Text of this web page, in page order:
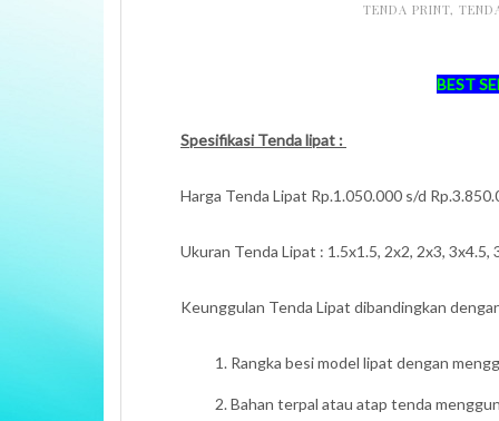
TENDA PRINT,
BEST
Spesifikasi Tenda lipat :
Harga Tenda Lipat Rp.1.050.000 s/d
Ukuran Tenda Lipat : 1.5x1.5, 2x2, 2x3, 3x4.5,
Keunggulan Tenda Lipat dibandingkan
Rangka besi model lipat dengan
Bahan terpal atau atap tenda